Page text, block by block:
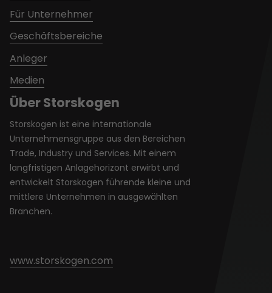
Über Storskogen
Storskogen ist eine internationale
Unternehmensgruppe aus den Bereichen
Trade, Industry und Services. Mit einem
langfristigen Anlagehorizont erwirbt und
entwickelt Storskogen führende kleine und
mittlere Unternehmen in ausgewählten
Branchen.
www.storskogen.com
Für Unternehmer
Geschäftsbereiche
Anleger
Medien